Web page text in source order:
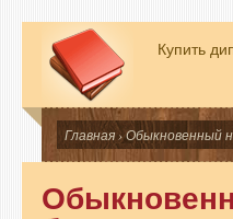
Купить
Главная› Обыкновенный